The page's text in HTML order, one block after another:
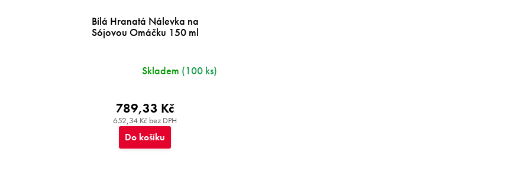
Bílá Hranatá Nálevka na
Sójovou Omáčku 150 ml
Skladem (100 ks)
652,34 Kč bez DPH
789,33 Kč
Do košíku